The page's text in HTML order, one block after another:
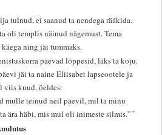
tulnud, ei saanud ta nendega rääkida.
oli templis näinud nägemust. Tema
ning jäi tummaks.
päevad lõppesid, läks ta koju.
jäi ta naine Eliisabet lapseootele ja
viis kuud, öeldes:
mulle teinud neil päevil, mil ta minu
ära häbi, mis mul oli inimeste silmis.”+